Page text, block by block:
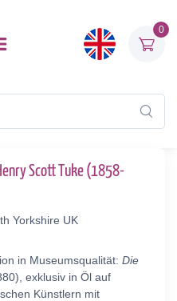
0
Scott Tuke (1858-
Yorkshire UK
in Museumsqualität: Die
exklusiv in Öl auf
Künstlern mit